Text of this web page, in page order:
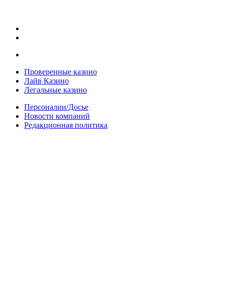
Проверенные казино
Лайв Казино
Легальные казино
Персоналии/Досье
Новости компаний
Редакционная политика